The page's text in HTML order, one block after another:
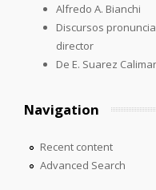
Alfredo A. Bianchi
Discursos
director
De E. Suarez
Navigation
Recent content
Advanced Search